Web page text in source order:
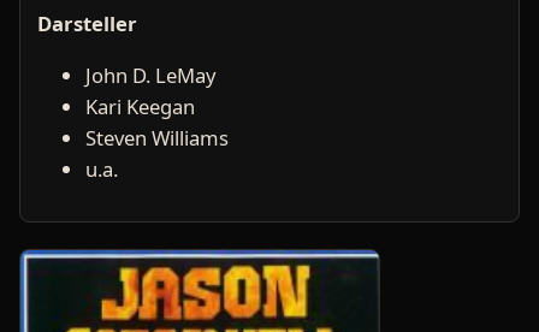
Darsteller
John D. LeMay
Kari Keegan
Steven Williams
u.a.